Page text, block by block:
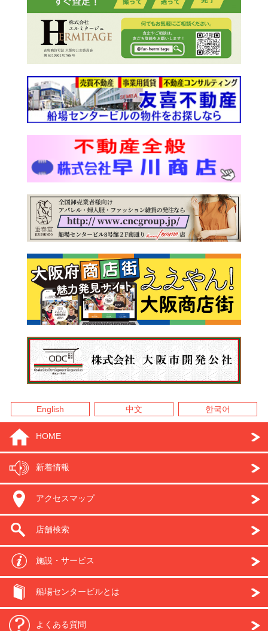
English 中文 한국어
HOME
新着情報
アクセスマップ
店舗検索
施設・サービス
船場センタービルとは
よくある質問